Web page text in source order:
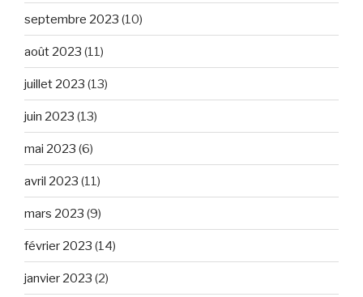
septembre 2023 (10)
août 2023 (11)
juillet 2023 (13)
juin 2023 (13)
mai 2023 (6)
avril 2023 (11)
mars 2023 (9)
février 2023 (14)
janvier 2023 (2)